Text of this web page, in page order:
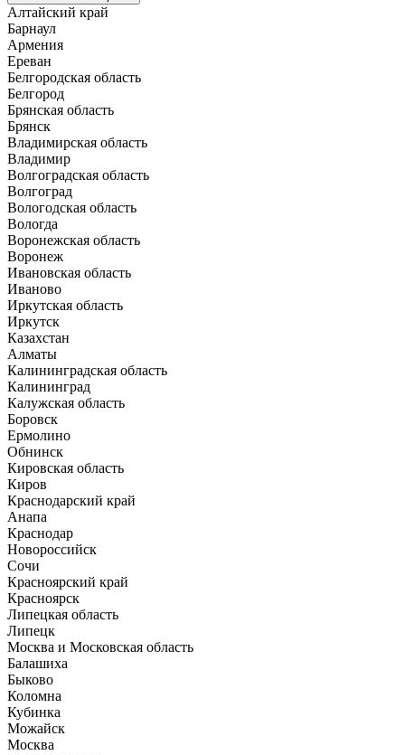
Алтайский край
Барнаул
Армения
Ереван
Белгородская область
Белгород
Брянская область
Брянск
Владимирская область
Владимир
Волгоградская область
Волгоград
Вологодская область
Вологда
Воронежская область
Воронеж
Ивановская область
Иваново
Иркутская область
Иркутск
Казахстан
Алматы
Калининградская область
Калининград
Калужская область
Боровск
Ермолино
Обнинск
Кировская область
Киров
Краснодарский край
Анапа
Краснодар
Новороссийск
Сочи
Красноярский край
Красноярск
Липецкая область
Липецк
Москва и Московская область
Балашиха
Быково
Коломна
Кубинка
Можайск
Москва